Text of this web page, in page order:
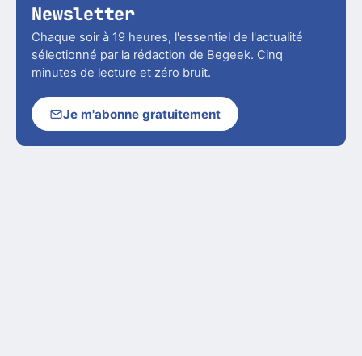
Newsletter
Chaque soir à 19 heures, l'essentiel de l'actualité
sélectionné par la rédaction de Begeek. Cinq
minutes de lecture et zéro bruit.
Je m'abonne gratuitement